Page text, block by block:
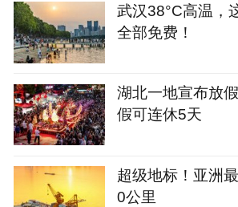
武汉38°C高温，
全部免费！
湖北一地宣布放
假可连休5天
超级地标！亚洲
0公里